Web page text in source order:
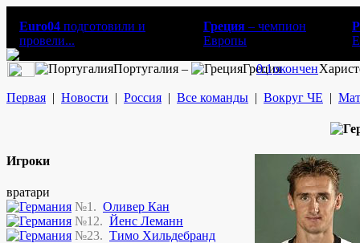
Euro04 подготовили и
провели...
Греция – чемпион
Европы
Португалия – Греция
0:1окончен
Первая | Новости | Россия | Все команды | Вокруг ЧЕ |
Игроки
вратари
№1. Оливер Кан
№12. Йенс Леманн
№23. Тимо Хильдебранд